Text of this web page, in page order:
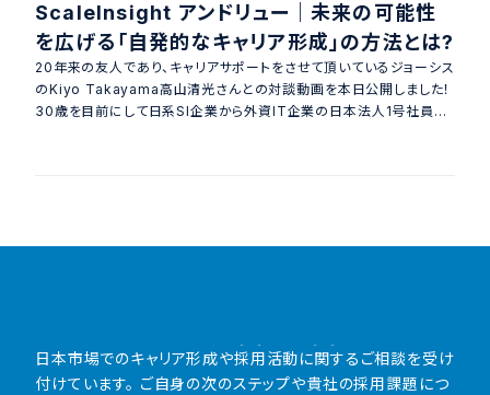
ScaleInsight アンドリュー｜未来の可能性
を広げる「自発的なキャリア形成」の方法とは?
20年来の友人であり、キャリアサポートをさせて頂いているジョーシス
のKiyo Takayama高山清光さんとの対談動画を本日公開しました！
30歳を目前にして日系SI企業から外資IT企業の日本法人1号社員と
CONTACT
日本市場でのキャリア形成や採用活動に関するご相談を受け
付けています。 ご自身の次のステップや貴社の採用課題につ